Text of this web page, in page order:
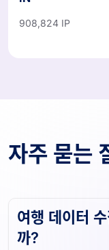
908,824 IP
자주 묻는
여행 데이터
까?